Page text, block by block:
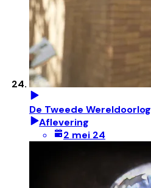
De Tweede Wereldoorlog
Aflevering
2 mei 24